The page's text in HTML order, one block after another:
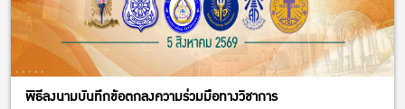
พิธีลงนามบันทึกข้อตกลงความร่วมมือทางวิชาการ